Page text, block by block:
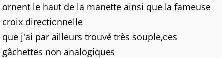
ornent le haut de la manette ainsi que la fameuse
croix directionnelle
que j'ai par ailleurs trouvé très souple,des
gâchettes non analogiques